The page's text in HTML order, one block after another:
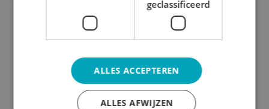
vastgelegd. Lekker makkelijk én de zekerheid dat je je
bestanden perfect upload. Papier en labels...
geclassificeerd
ALLES ACCEPTEREN
ALLES AFWIJZEN